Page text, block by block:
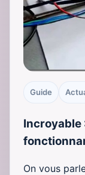
Guide
Incroyable
On vous